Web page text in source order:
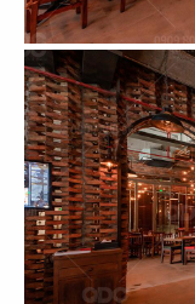
93
L'AMANT CAFE
CN Nguyễn Huệ
95